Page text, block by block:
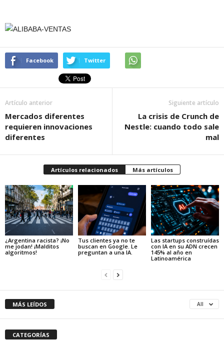
Facebook Twitter
Artículo anterior
Mercados diferentes
requieren innovaciones
diferentes
Siguiente artículo
La crisis de Crunch de
Nestle: cuando todo sale
mal
Artículos relacionados Más artículos
¿Argentina racista? ¡No
me jodan! ¡Malditos
algoritmos!
Tus clientes ya no te
buscan en Google. Le
preguntan a una IA.
Las startups construídas
con IA en su ADN crecen
145% al año en
Latinoamérica
MÁS LEÍDOS All
CATEGORÍAS